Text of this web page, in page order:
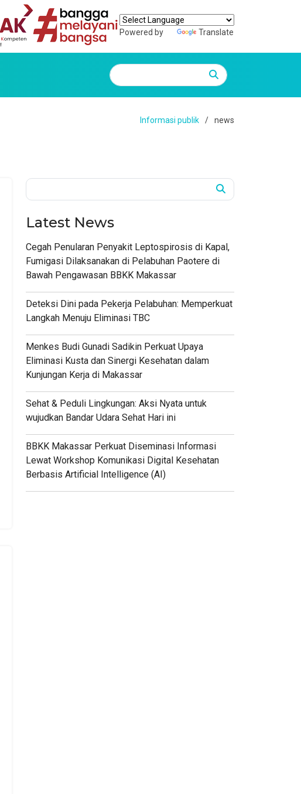
Powered by Translate
Informasi publik news
Latest News
Cegah Penularan Penyakit Leptospirosis di Kapal,
Fumigasi Dilaksanakan di Pelabuhan Paotere di
Bawah Pengawasan BBKK Makassar
Deteksi Dini pada Pekerja Pelabuhan: Memperkuat
Langkah Menuju Eliminasi TBC
Menkes Budi Gunadi Sadikin Perkuat Upaya
Eliminasi Kusta dan Sinergi Kesehatan dalam
Kunjungan Kerja di Makassar
Sehat & Peduli Lingkungan: Aksi Nyata untuk
wujudkan Bandar Udara Sehat Hari ini
BBKK Makassar Perkuat Diseminasi Informasi
Lewat Workshop Komunikasi Digital Kesehatan
Berbasis Artificial Intelligence (AI)